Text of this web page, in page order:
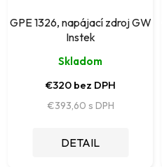
GPE 1326, napájací zdroj GW
Instek
Skladom
€320 bez DPH
€393,60
DETAIL